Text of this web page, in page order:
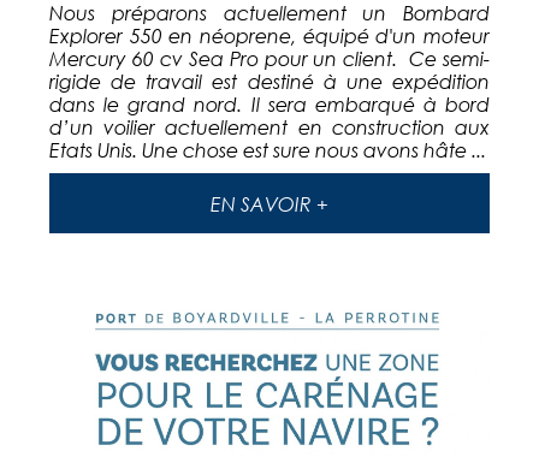
Nous préparons actuellement un Bombard
Explorer 550 en néoprene, équipé d'un moteur
Mercury 60 cv Sea Pro pour un client. Ce semi-
rigide de travail est destiné à une expédition
dans le grand nord. Il sera embarqué à bord
d’un voilier actuellement en construction aux
Etats Unis. Une chose est sure nous avons hâte ...
EN SAVOIR +